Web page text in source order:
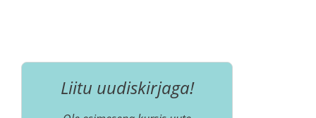
Liitu uudiskirjaga!